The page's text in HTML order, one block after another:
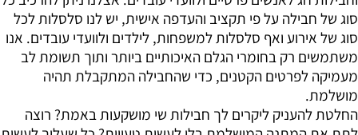
סוג של חבילה על פי תקציב והעדפה אישית, יש לנו סלסלות לכל
סוג של אירוע ואף סלסלות למשפחות, לילדים ולוועדי עובדים. אנו
משתמשים רק בחומרי הגלם האיכותיים ביותר ותוך תשומת לב
מעמיקה לפרטים הקטנים, כדי שהחבילה המתקבלת תהיה
מושלמת.
החלטת להעניק ליקרים לך חבילות שי מושקעות באמת? רוצה